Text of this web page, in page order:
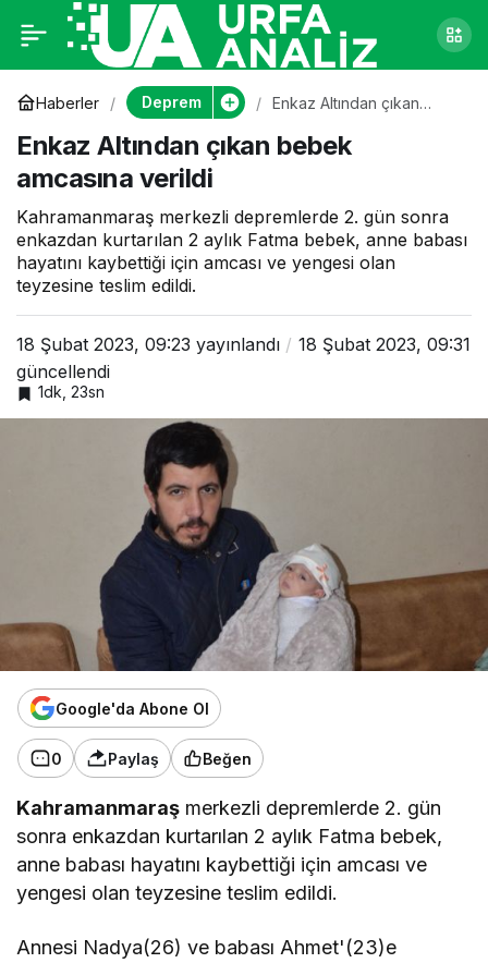
Haberler Deprem
Enkaz Altından çıkan
Enkaz Altından çıkan bebek
amcasına verildi
Kahramanmaraş merkezli depremlerde 2. gün sonra
enkazdan kurtarılan 2 aylık Fatma bebek, anne babası
hayatını kaybettiği için amcası ve yengesi olan
teyzesine teslim edildi.
18 Şubat 2023, 09:23 yayınlandı
18 Şubat 2023, 09:31
güncellendi
1dk, 23sn
Google'da Abone Ol
0 Paylaş Beğen
Kahramanmaraş merkezli depremlerde 2. gün
sonra enkazdan kurtarılan 2 aylık Fatma bebek,
anne babası hayatını kaybettiği için amcası ve
yengesi olan teyzesine teslim edildi.
Annesi Nadya(26) ve babası Ahmet'(23)e
Enkaz Altından çıkan
bebek amcasına
verildi
0